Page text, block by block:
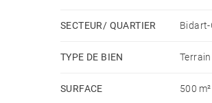
SECTEUR/ QUARTIER
TYPE DE BIEN Terrain
SURFACE 500 m²